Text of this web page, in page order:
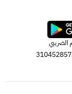
الضريبي